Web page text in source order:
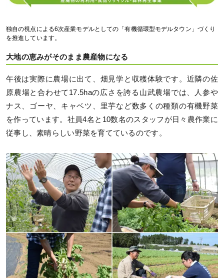
独自の視点による6次産業モデルとしての「有機循環型モデルタウン」づくり
を推進しています。
大地の恵みがそのまま農産物になる
午後は実際に農場に出て、畑見学と収穫体験です。近隣の佐
原農場と合わせて17.5haの広さを誇る山武農場では、人参や
ナス、ゴーヤ、キャベツ、里芋など数多くの種類の有機野菜
を作っています。社員4名と10数名のスタッフが日々農作業に
従事し、素晴らしい野菜を育てているのです。